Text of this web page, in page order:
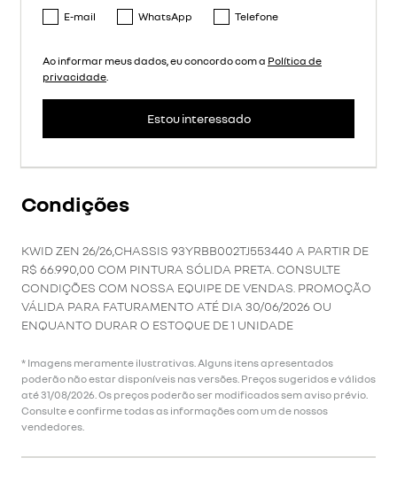
E-mail WhatsApp Telefone
Ao informar meus dados, eu concordo com a Política de
privacidade
Estou interessado
Condições
KWID ZEN 26/26,CHASSIS 93YRBB002TJ553440 A PARTIR DE
R$ 66.990,00 COM PINTURA SÓLIDA PRETA. CONSULTE
CONDIÇÕES COM NOSSA EQUIPE DE VENDAS. PROMOÇÃO
VÁLIDA PARA FATURAMENTO ATÉ DIA 30/06/2026 OU
ENQUANTO DURAR O ESTOQUE DE 1 UNIDADE
* Imagens meramente ilustrativas. Alguns itens apresentados
poderão não estar disponíveis nas versões. Preços sugeridos e válidos
até 31/08/2026. Os preços poderão ser modificados sem aviso prévio.
Consulte e confirme todas as informações com um de nossos
vendedores.